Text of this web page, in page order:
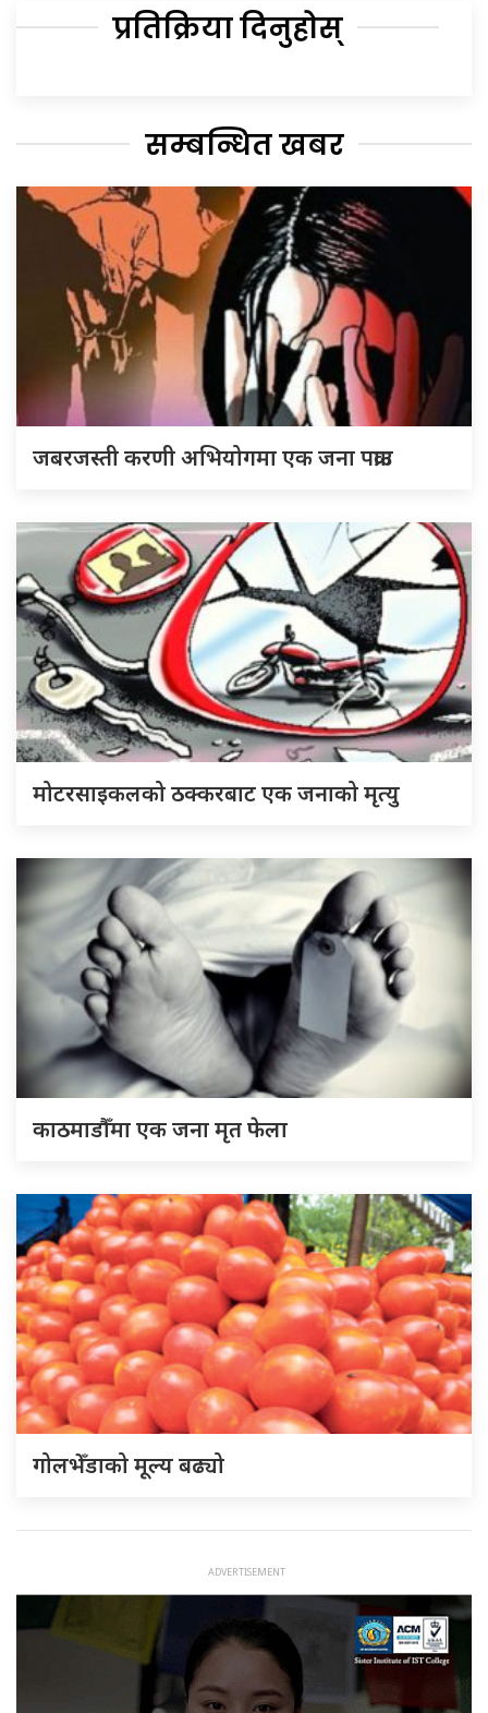
प्रतिक्रिया दिनुहोस्
सम्बन्धित खबर
जबरजस्ती करणी अभियोगमा एक जना पक्राउ
मोटरसाइकलको ठक्करबाट एक जनाको मृत्यु
काठमाडौँमा एक जना मृत फेला
गोलभेँडाको मूल्य बढ्यो